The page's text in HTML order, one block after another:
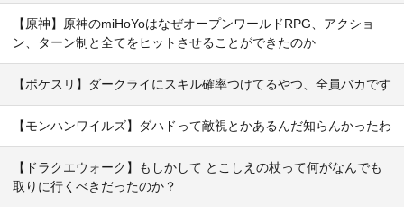
【原神】原神のmiHoYoはなぜオープンワールドRPG、アクショ
ン、ターン制と全てをヒットさせることができたのか
【ポケスリ】ダークライにスキル確率つけてるやつ、全員バカです
【モンハンワイルズ】ダハドって敵視とかあるんだ知らんかったわ
【ドラクエウォーク】もしかして とこしえの杖って何がなんでも
取りに行くべきだったのか？